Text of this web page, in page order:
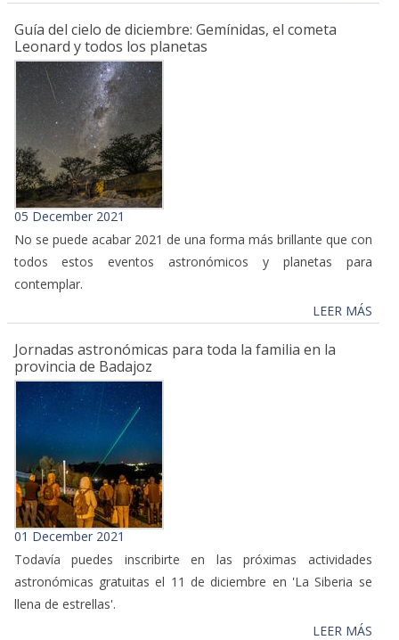
Guía del cielo de diciembre: Gemínidas, el cometa
Leonard y todos los planetas
05 December 2021
No se puede acabar 2021 de una forma más brillante que con
todos estos eventos astronómicos y planetas para
contemplar.
LEER MÁS
Jornadas astronómicas para toda la familia en la
provincia de Badajoz
01 December 2021
Todavía puedes inscribirte en las próximas actividades
astronómicas gratuitas el 11 de diciembre en 'La Siberia se
llena de estrellas'.
LEER MÁS